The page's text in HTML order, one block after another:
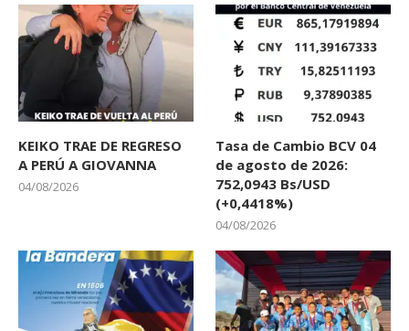
KEIKO TRAE DE REGRESO
A PERÚ A GIOVANNA
04/08/2026
Tasa de Cambio BCV 04
de agosto de 2026:
752,0943 Bs/USD
(+0,4418%)
04/08/2026